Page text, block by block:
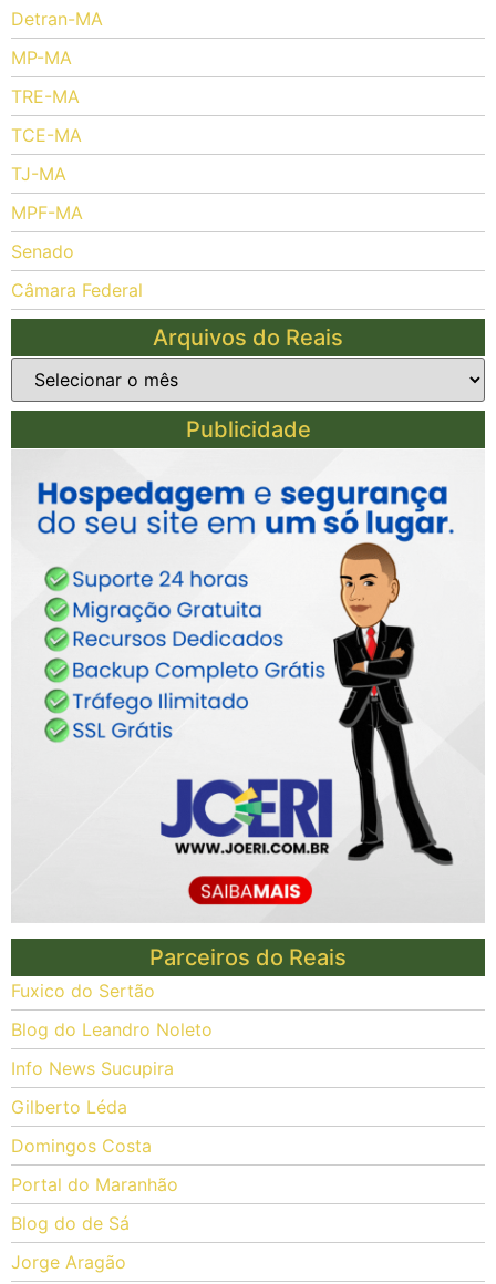
Detran-MA
MP-MA
TRE-MA
TCE-MA
TJ-MA
MPF-MA
Senado
Câmara Federal
Arquivos do Reais
Publicidade
Parceiros do Reais
Fuxico do Sertão
Blog do Leandro Noleto
Info News Sucupira
Gilberto Léda
Domingos Costa
Portal do Maranhão
Blog do de Sá
Jorge Aragão